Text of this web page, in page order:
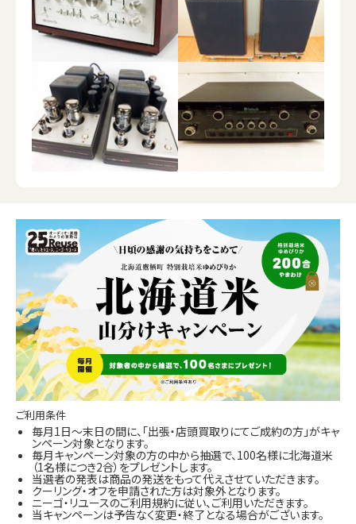
ご利用条件
毎月1日～末日の間に、「出張・店頭買取りにてご成約の方」がキャ
ンペーン対象となります。
毎月キャンペーン対象の方の中から抽選で、100名様に北海道米
（1名様につき2合）をプレゼントします。
当選者の発表は商品の発送をもって代えさせていただきます。
クーリング・オフを申請された方は対象外となります。
ニーゴ・リユースのご利用規約に従い、ご利用いただきます。
当キャンペーンは予告なく変更・終了となる場合がございます。